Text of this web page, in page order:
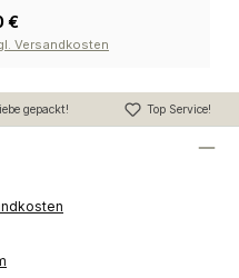
€
Versandkosten
gepackt! Top Service!